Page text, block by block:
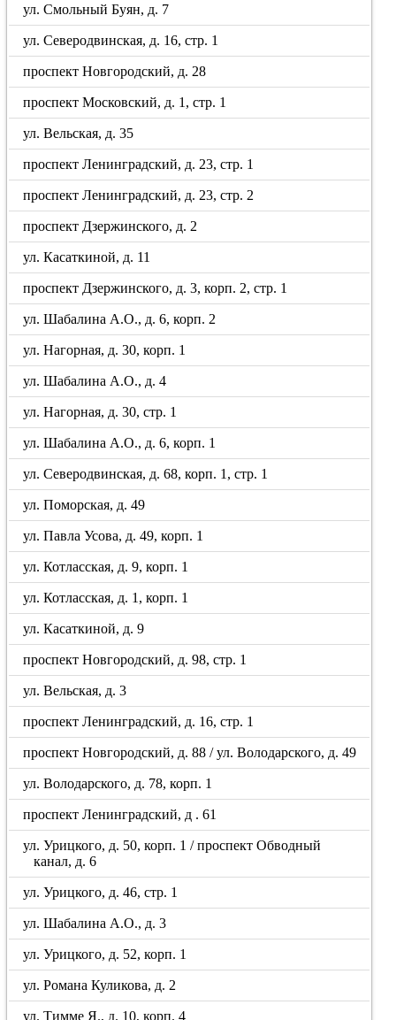
ул. Смольный Буян, д. 7
ул. Северодвинская, д. 16, стр. 1
проспект Новгородский, д. 28
проспект Московский, д. 1, стр. 1
ул. Вельская, д. 35
проспект Ленинградский, д. 23, стр. 1
проспект Ленинградский, д. 23, стр. 2
проспект Дзержинского, д. 2
ул. Касаткиной, д. 11
проспект Дзержинского, д. 3, корп. 2, стр. 1
ул. Шабалина А.О., д. 6, корп. 2
ул. Нагорная, д. 30, корп. 1
ул. Шабалина А.О., д. 4
ул. Нагорная, д. 30, стр. 1
ул. Шабалина А.О., д. 6, корп. 1
ул. Северодвинская, д. 68, корп. 1, стр. 1
ул. Поморская, д. 49
ул. Павла Усова, д. 49, корп. 1
ул. Котласская, д. 9, корп. 1
ул. Котласская, д. 1, корп. 1
ул. Касаткиной, д. 9
проспект Новгородский, д. 98, стр. 1
ул. Вельская, д. 3
проспект Ленинградский, д. 16, стр. 1
проспект Новгородский, д. 88 / ул. Володарского, д. 49
ул. Володарского, д. 78, корп. 1
проспект Ленинградский, д . 61
ул. Урицкого, д. 50, корп. 1 / проспект Обводный
канал, д. 6
ул. Урицкого, д. 46, стр. 1
ул. Шабалина А.О., д. 3
ул. Урицкого, д. 52, корп. 1
ул. Романа Куликова, д. 2
ул. Тимме Я., д. 10, корп. 4